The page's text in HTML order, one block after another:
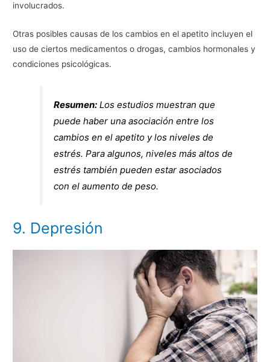
involucrados.
Otras posibles causas de los cambios en el apetito incluyen el
uso de ciertos medicamentos o drogas, cambios hormonales y
condiciones psicológicas.
Resumen: Los estudios muestran que
puede haber una asociación entre los
cambios en el apetito y los niveles de
estrés. Para algunos, niveles más altos de
estrés también pueden estar asociados
con el aumento de peso.
9. Depresión